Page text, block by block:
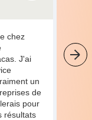
chez
J'ai
un
de
pour
résultats